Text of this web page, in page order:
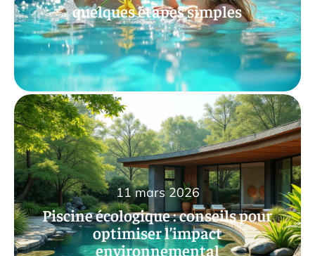
quelques étapes simples
Piscine écologique : conseils pour
optimiser l’impact
environnemental
11 mars 2026